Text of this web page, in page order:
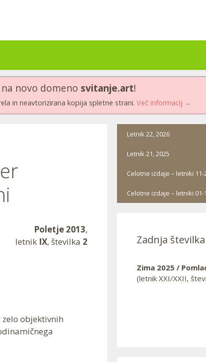
novo domeno svitanje.art!
in neavtorizirana kopija spletne strani. Več informacij →
Poletje 2013,
letnik IX, številka 2
zelo objektivnih
Letnik 22, 2026
Letnik 21, 2025
Celotne izdaje – letniki 11-
Celotne izdaje – letniki 01-
Zadnja številka
Zima 2025 /
(letnik XXI/XXII,